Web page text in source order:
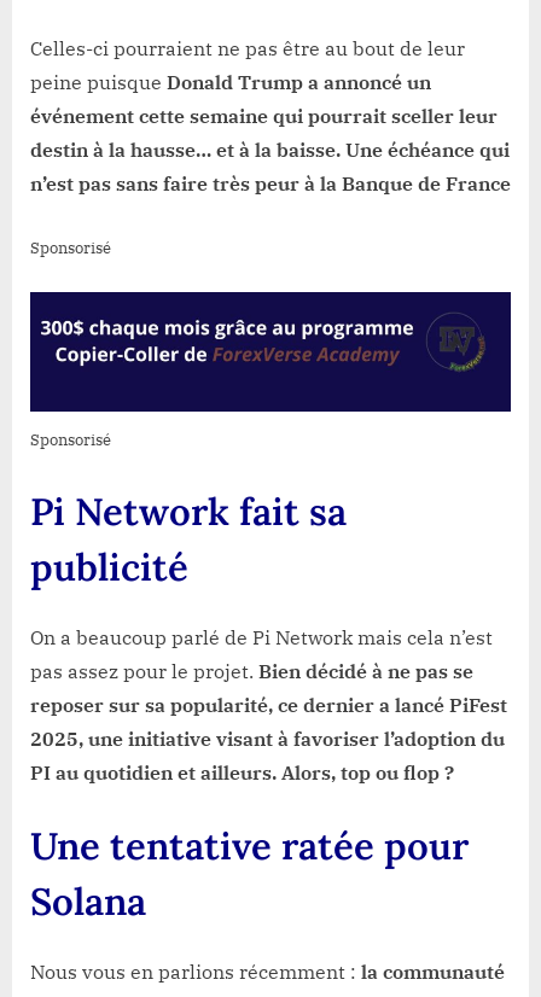
Celles-ci pourraient ne pas être au bout de leur
peine puisque Donald Trump a annoncé un
événement cette semaine qui pourrait sceller leur
destin à la hausse… et à la baisse. Une échéance qui
n’est pas sans faire très peur à la Banque de France
Sponsorisé
Sponsorisé
Pi Network fait sa
publicité
On a beaucoup parlé de Pi Network mais cela n’est
pas assez pour le projet. Bien décidé à ne pas se
reposer sur sa popularité, ce dernier a lancé PiFest
2025, une initiative visant à favoriser l’adoption du
PI au quotidien et ailleurs. Alors, top ou flop ?
Une tentative ratée pour
Solana
Nous vous en parlions récemment : la communauté